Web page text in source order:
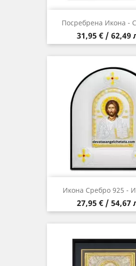
Посребрена Икона -
Цена
31,95 € / 62,49
Икона Сребро 925 -
Цена
27,95 € / 54,67